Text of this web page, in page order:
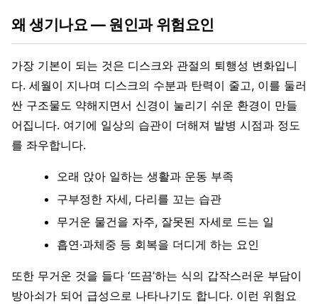
왜 생기나요 — 원인과 위험요인
가장 기본이 되는 것은 디스크와 관절의 퇴행성 변화입니
다. 세월이 지나며 디스크의 수분과 탄력이 줄고, 이를 둘러
싼 구조물도 약해지면서 신경이 눌리기 쉬운 환경이 만들
어집니다. 여기에 일상의 습관이 더해져 발병 시점과 정도
를 좌우합니다.
오래 앉아 일하는 생활과 운동 부족
구부정한 자세, 다리를 꼬는 습관
무거운 물건을 자주, 잘못된 자세로 드는 일
흡연·과체중 등 회복을 더디게 하는 요인
또한 무거운 것을 들다 ‘뜨끔’하는 식의 갑작스러운 부담이
방아쇠가 되어 급성으로 나타나기도 합니다. 이런 위험요